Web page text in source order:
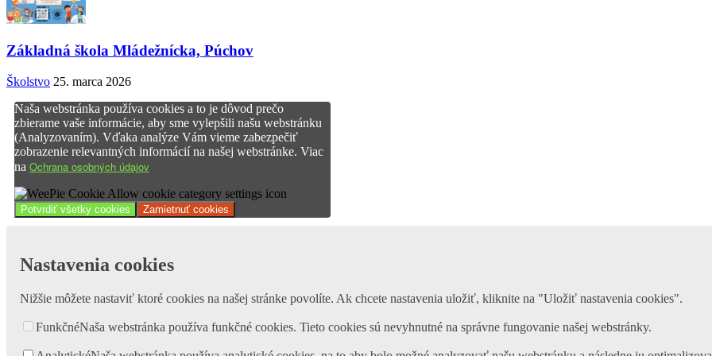
Základná škola Mládežnícka, Púchov
Školstvo 25. marca 2026
Naša webstránka používa cookies a to je dôvod prečo
zbierame vaše informácie, aby sme vylepšili našu webstránku
(Analyzovaním). Vďaka analýze Vám vieme zabezpečiť
zobrazenie relevantných informácií na našej webstránke. Viac
na Ochrana osobných údajov
Potvrdiť všetky cookies Zamietnuť cookies
Nastavenia cookies
Nižšie môžete nastaviť ktoré cookies na našej stránke povolíte. Ak chcete nastavenia uložiť, kliknite na "Uložiť nastavenia cookies".
FunkčnéNaša webstránka používa funkčné cookies. Tieto cookies sú nevyhnutné na správne fungovanie našej webstránky.